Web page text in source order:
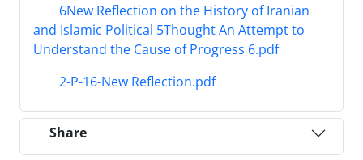
6New Reflection on the History of Iranian
and Islamic Political 5Thought An Attempt to
Understand the Cause of Progress 6.pdf
2-P-16-New Reflection.pdf
Share